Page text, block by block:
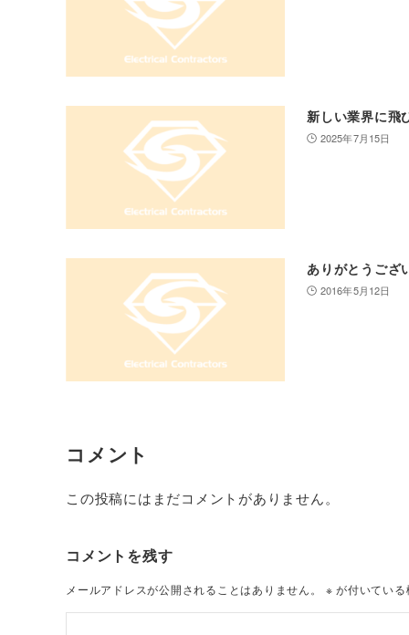
新しい業界に飛
2025年7月15日
ありがとうござ
2016年5月12日
コメント
この投稿にはまだコメントがありません。
コメントを残す
メールアドレスが公開されることはありません。 ※ が付いてい